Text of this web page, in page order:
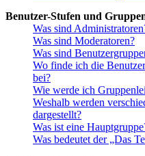
Benutzer-Stufen und
Was sind
Was sind Moderatoren?
Was sind
Wo finde ich die
bei?
Wie werde ich
Weshalb werden
dargestellt?
Was ist eine
Was bedeutet der „Das